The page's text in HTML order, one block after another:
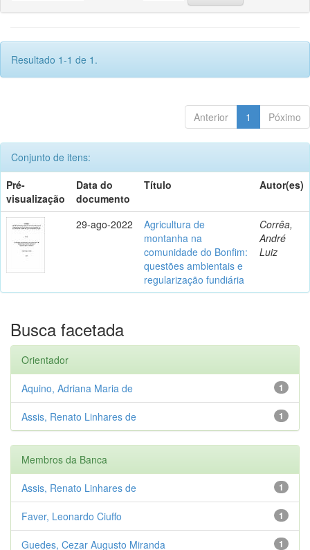
Resultado 1-1 de 1.
Anterior 1 Póximo
Conjunto de itens:
Pré-
visualização
Data do
documento
Título Autor(es)
29-ago-2022
Agricultura de
montanha na
comunidade do Bonfim:
questões ambientais e
regularização fundiária
Corrêa,
André
Luiz
Busca facetada
Orientador
1
Aquino, Adriana Maria de
1
Assis, Renato Linhares de
Membros da Banca
1
Assis, Renato Linhares de
1
Faver, Leonardo Ciuffo
1
Guedes, Cezar Augusto Miranda